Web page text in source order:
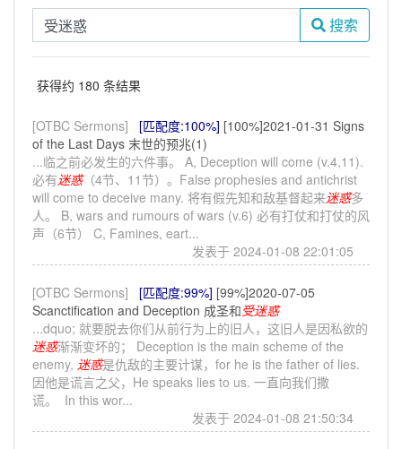
搜索
获得约 180 条结果
[OTBC Sermons] [匹配度:100%] [100%]2021-01-31 Signs
of the Last Days 末世的预兆(1)
...临之前必发生的六件事。 A, Deception will come (v.4,11).
必有迷惑（4节、11节）。False prophesies and antichrist
will come to deceive many. 将有假先知和敌基督起来迷惑多
人。 B, wars and rumours of wars (v.6) 必有打仗和打仗的风
声（6节） C, Famines, eart...
发表于 2024-01-08 22:01:05
[OTBC Sermons] [匹配度:99%] [99%]2020-07-05
Scanctification and Deception 成圣和受迷惑
...dquo; 就要脱去你们从前行为上的旧人，这旧人是因私欲的
迷惑渐渐变坏的； Deception is the main scheme of the
enemy, 迷惑是仇敌的主要计谋，for he is the father of lies.
因他是谎言之父，He speaks lies to us. 一直向我们撒
谎。 In this wor...
发表于 2024-01-08 21:50:34